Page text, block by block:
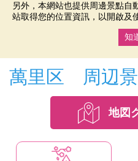
另外，本網站也提供周邊景點自
站取得您的位置資訊，以開啟及
知
萬里区 周辺景
地図